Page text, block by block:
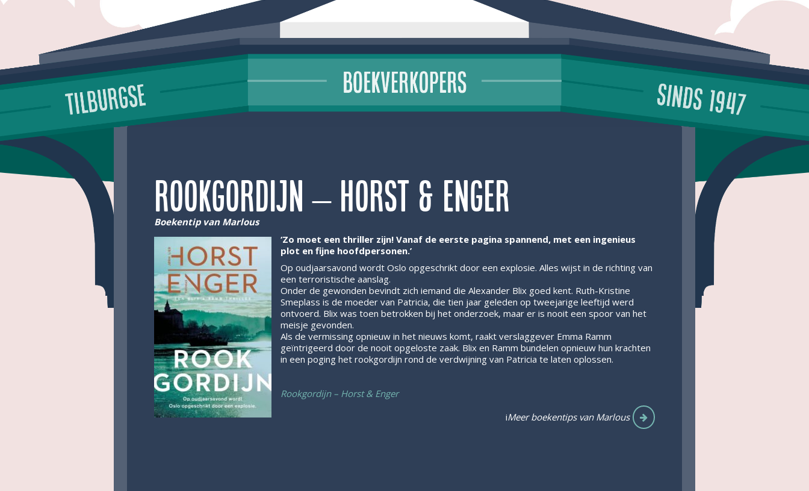
Rookgordijn – Horst & Enger
Boekentip van Marlous
‘Zo moet een thriller zijn! Vanaf de eerste pagina spannend, met een ingenieus
plot en fijne hoofdpersonen.’
Op oudjaarsavond wordt Oslo opgeschrikt door een explosie. Alles wijst in de richting van
een terroristische aanslag.
Onder de gewonden bevindt zich iemand die Alexander Blix goed kent. Ruth-Kristine
Smeplass is de moeder van Patricia, die tien jaar geleden op tweejarige leeftijd werd
ontvoerd. Blix was toen betrokken bij het onderzoek, maar er is nooit een spoor van het
meisje gevonden.
Als de vermissing opnieuw in het nieuws komt, raakt verslaggever Emma Ramm
geïntrigeerd door de nooit opgeloste zaak. Blix en Ramm bundelen opnieuw hun krachten
in een poging het rookgordijn rond de verdwijning van Patricia te laten oplossen.
Rookgordijn – Horst & Enger
iMeer boekentips van Marlous